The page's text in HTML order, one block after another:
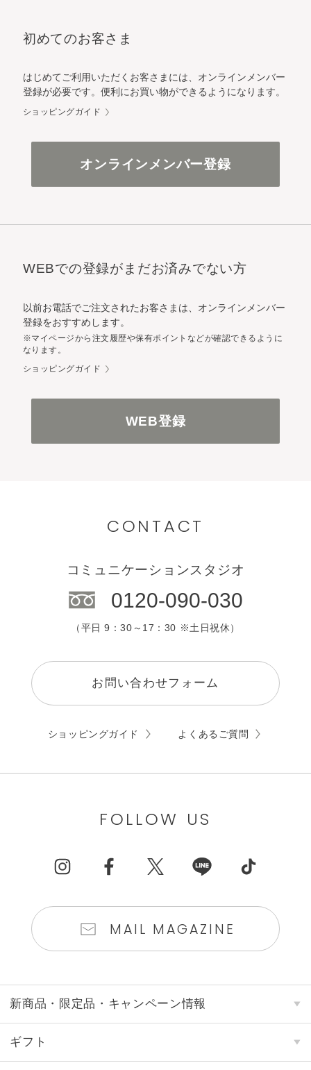
初めてのお客さま
はじめてご利用いただくお客さまには、オンラインメンバー
登録が必要です。便利にお買い物ができるようになります。
ショッピングガイド
オンラインメンバー登録
WEBでの登録がまだお済みでない方
以前お電話でご注文されたお客さまは、オンラインメンバー
登録をおすすめします。
※マイページから注文履歴や保有ポイントなどが確認できるように
なります。
ショッピングガイド
WEB登録
CONTACT
コミュニケーションスタジオ
0120-090-030
（平日 9：30～17：30 ※土日祝休）
お問い合わせフォーム
ショッピングガイド よくあるご質問
FOLLOW US
MAIL MAGAZINE
新商品・限定品・キャンペーン情報
ギフト